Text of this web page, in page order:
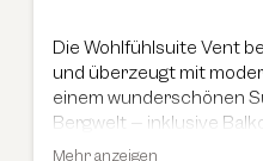
Die Wohlfühlsuite Vent
und überzeugt mit
einem wunderschönen
Bergwelt – inklusive
bietet die Suite einen
Mehr anzeigen